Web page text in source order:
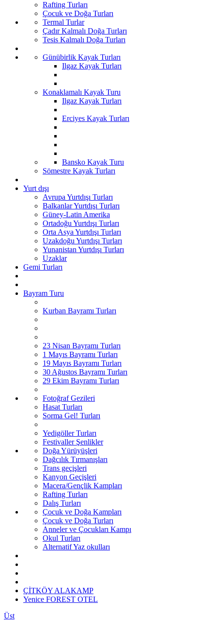
Rafting Turları
Çocuk ve Doğa Turları
Termal Turlar
Çadır Kalmalı Doğa Turları
Tesis Kalmalı Doğa Turları
Günübirlik Kayak Turları
Ilgaz Kayak Turları
Konaklamalı Kayak Turu
Ilgaz Kayak Turları
Erciyes Kayak Turları
Bansko Kayak Turu
Sömestre Kayak Turları
Yurt dışı
Avrupa Yurtdışı Turları
Balkanlar Yurtdışı Turları
Güney-Latin Amerika
Ortadoğu Yurtdışı Turları
Orta Asya Yurtdışı Turları
Uzakdoğu Yurtdışı Turları
Yunanistan Yurtdışı Turları
Uzaklar
Gemi Turları
Bayram Turu
Kurban Bayramı Turları
23 Nisan Bayramı Turları
1 Mayıs Bayramı Turları
19 Mayıs Bayramı Turları
30 Ağustos Bayramı Turları
29 Ekim Bayramı Turları
Fotoğraf Gezileri
Hasat Turları
Sorma Gel! Turları
Yedigöller Turları
Festivaller Şenlikler
Doğa Yürüyüşleri
Dağcılık Tırmanışları
Trans geçişleri
Kanyon Geçişleri
Macera/Gençlik Kampları
Rafting Turları
Dalış Turları
Çocuk ve Doğa Kampları
Çocuk ve Doğa Turları
Anneler ve Çocukları Kampı
Okul Turları
Alternatif Yaz okulları
ÇİTKÖY ALAKAMP
Yenice FOREST OTEL
Üst